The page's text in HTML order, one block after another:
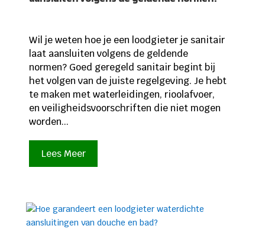
Wil je weten hoe je een loodgieter je sanitair
laat aansluiten volgens de geldende
normen? Goed geregeld sanitair begint bij
het volgen van de juiste regelgeving. Je hebt
te maken met waterleidingen, rioolafvoer,
en veiligheidsvoorschriften die niet mogen
worden...
Lees Meer